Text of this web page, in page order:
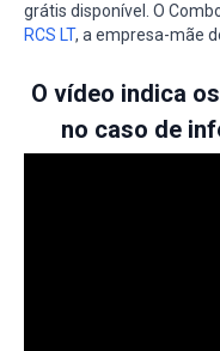
grátis disponível. O
RCS LT, a empresa-mãe
O vídeo indica
no caso de